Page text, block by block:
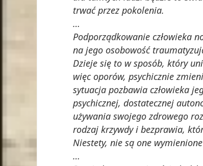
trwać przez pokolenia.
…
Podporządkowanie człowieka
na jego osobowość
Dzieje się to w sposób, który
więc oporów, psychicznie
sytuacja pozbawia człowieka
psychicznej, dostatecznej
używania swojego zdrowego
rodzaj krzywdy i bezprawia,
Niestety, nie są one
…